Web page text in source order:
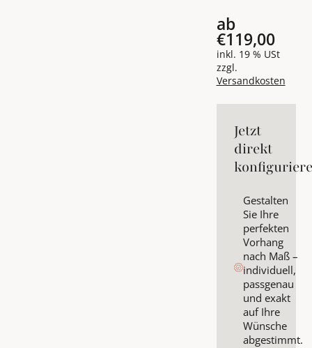
ab
€119,00
inkl. 19 % USt
zzgl.
Versandkosten
Jetzt
direkt
Gestalten
Sie Ihre
perfekten
Vorhang
nach Maß –
individuell,
passgenau
und exakt
auf Ihre
Wünsche
abgestimmt.